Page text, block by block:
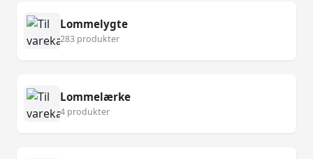
Lommelygte
283 produkter
Lommelærke
4 produkter